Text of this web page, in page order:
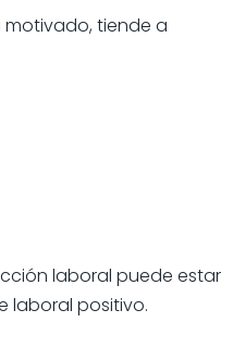
tiende a
laboral puede estar
laboral positivo.